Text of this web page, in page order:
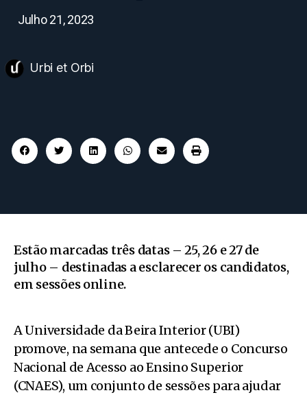
Julho 21, 2023
Urbi et Orbi
Estão marcadas três datas – 25, 26 e 27 de
julho – destinadas a esclarecer os candidatos,
em sessões online.
A Universidade da Beira Interior (UBI)
promove, na semana que antecede o Concurso
Nacional de Acesso ao Ensino Superior
(CNAES), um conjunto de sessões para ajudar